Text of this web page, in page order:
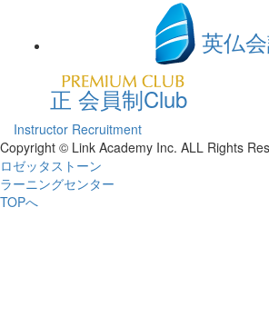
英仏
正 会員制Club
Instructor Recruitment
Copyright © Link Academy Inc. ALL Rights
ロゼッタストーン
ラーニングセンター
TOPへ